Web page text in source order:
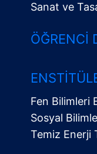
Sanat ve
ÖĞRENCI
Fen Bilimleri
Sosyal
Temiz Enerji